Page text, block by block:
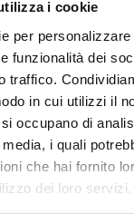
i cookie
per
funzionalità dei
traffico.
in cui utilizzi il
occupano di
i quali
che hai fornito
dei loro servizi.
gratuita, ma
.
sul progetto
scrivere a: